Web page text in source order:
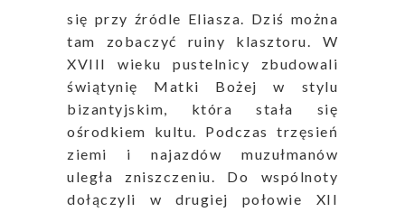
się przy źródle Eliasza. Dziś można
tam zobaczyć ruiny klasztoru. W
XVIII wieku pustelnicy zbudowali
świątynię Matki Bożej w stylu
bizantyjskim, która stała się
ośrodkiem kultu. Podczas trzęsień
ziemi i najazdów muzułmanów
uległa zniszczeniu. Do wspólnoty
dołączyli w drugiej połowie XII